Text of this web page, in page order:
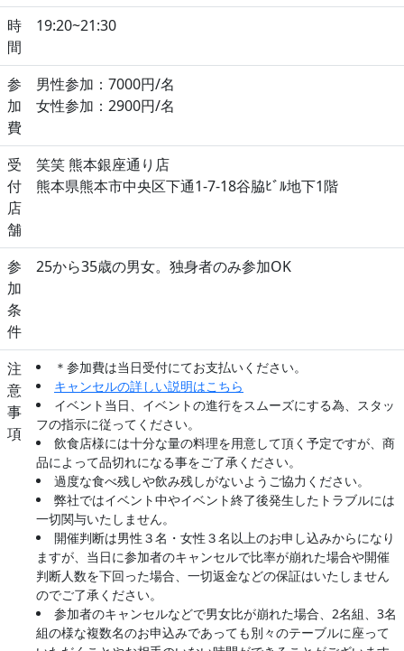
時
間
19:20~21:30
参
加
費
男性参加：7000円/名
女性参加：2900円/名
受
付
店
舗
笑笑 熊本銀座通り店
熊本県熊本市中央区下通1-7-18谷脇ﾋﾞﾙ地下1階
参
加
条
件
25から35歳の男女。独身者のみ参加OK
注
意
事
項
＊参加費は当日受付にてお支払いください。
キャンセルの詳しい説明はこちら
イベント当日、イベントの進行をスムーズにする為、スタッ
フの指示に従ってください。
飲食店様には十分な量の料理を用意して頂く予定ですが、商
品によって品切れになる事をご了承ください。
過度な食べ残しや飲み残しがないようご協力ください。
弊社ではイベント中やイベント終了後発生したトラブルには
一切関与いたしません。
開催判断は男性３名・女性３名以上のお申し込みからになり
ますが、当日に参加者のキャンセルで比率が崩れた場合や開催
判断人数を下回った場合、一切返金などの保証はいたしません
のでご了承ください。
参加者のキャンセルなどで男女比が崩れた場合、2名組、3名
組の様な複数名のお申込みであっても別々のテーブルに座って